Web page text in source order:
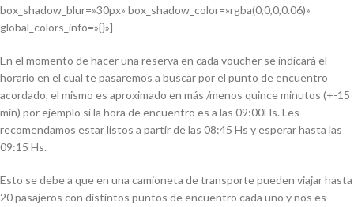
box_shadow_blur=»30px» box_shadow_color=»rgba(0,0,0,0.06)»
global_colors_info=»{}»]
En el momento de hacer una reserva en cada voucher se indicará el
horario en el cual te pasaremos a buscar por el punto de encuentro
acordado, el mismo es aproximado en más /menos quince minutos (+-15
min) por ejemplo si la hora de encuentro es a las 09:00Hs. Les
recomendamos estar listos a partir de las 08:45 Hs y esperar hasta las
09:15 Hs.
Esto se debe a que en una camioneta de transporte pueden viajar hasta
20 pasajeros con distintos puntos de encuentro cada uno y nos es